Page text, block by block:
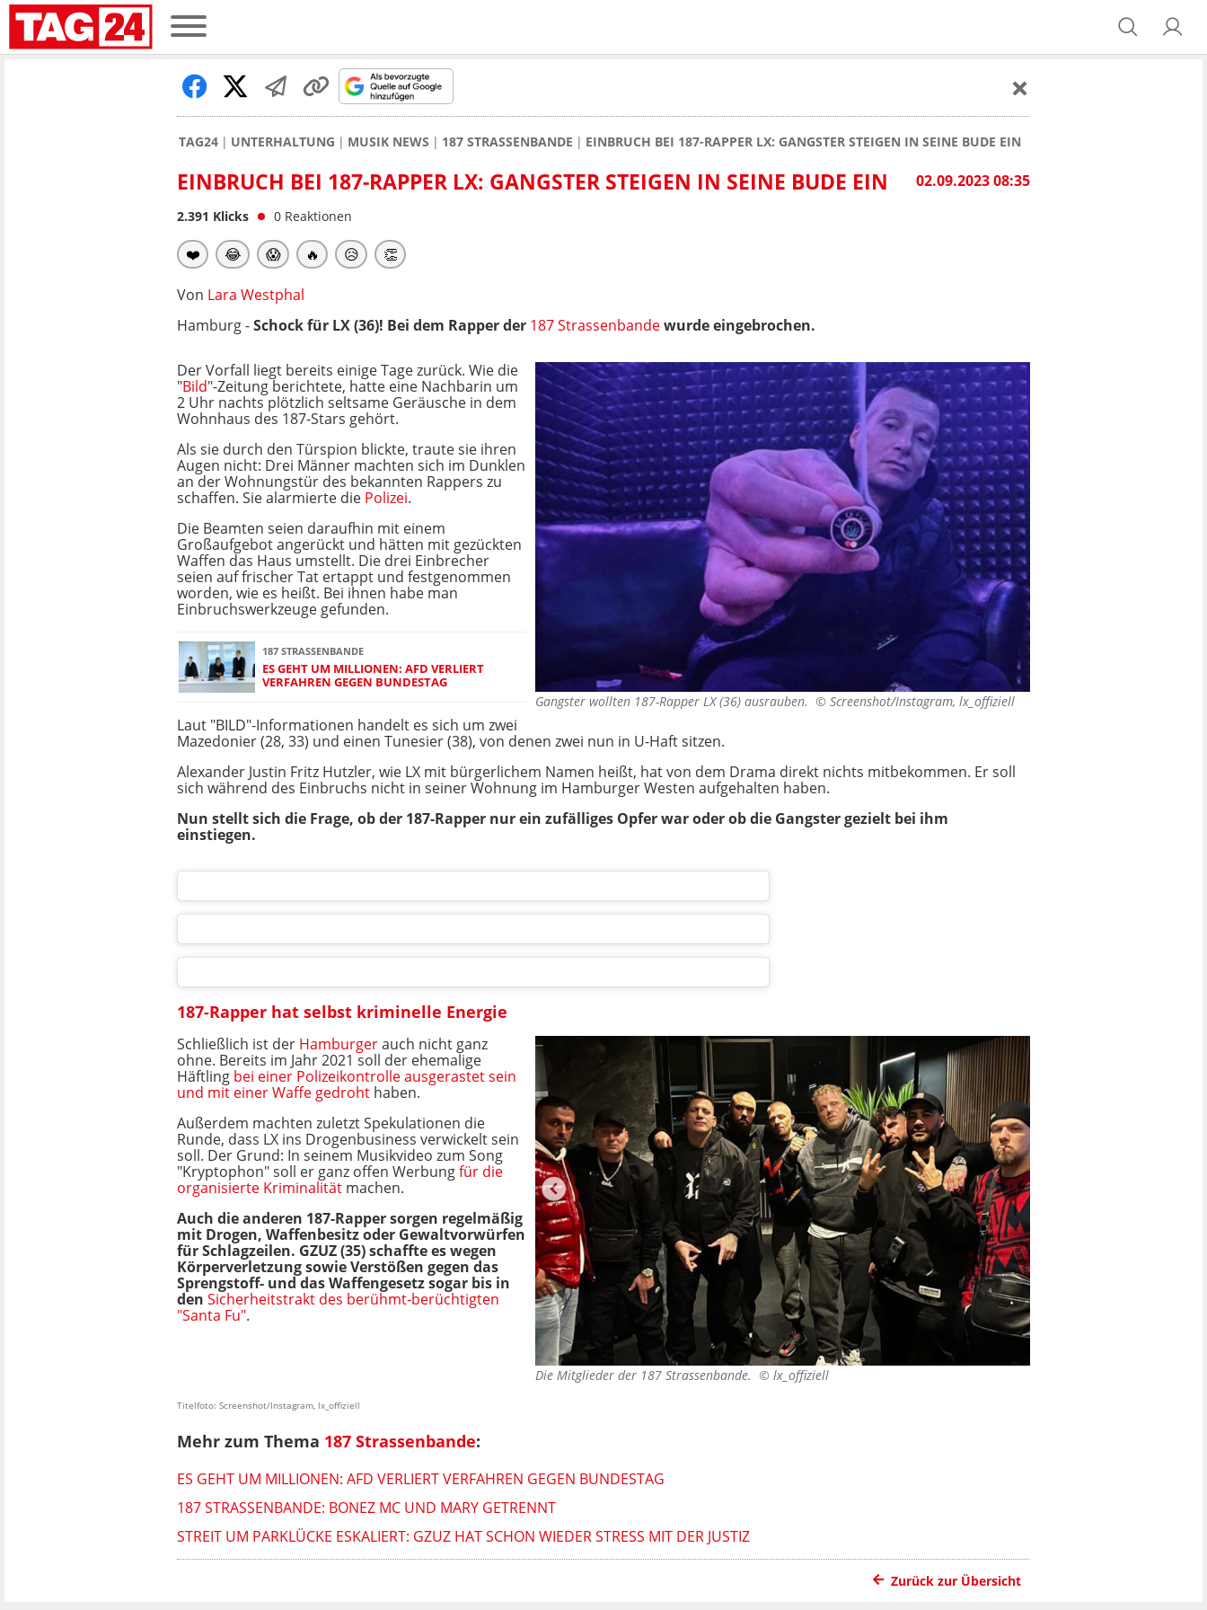
TAG24 UNTERHALTUNG MUSIK NEWS 187 STRASSENBANDE EINBRUCH BEI 187-RAPPER LX: GANGSTER STEIGEN IN SEINE BUDE EIN
02.09.2023 08:35
EINBRUCH BEI 187-RAPPER LX: GANGSTER STEIGEN IN SEINE BUDE EIN
2.391 Klicks 0 Reaktionen
❤️ 😂 😱 🔥 😥 👏
Von Lara Westphal
Hamburg -Schock für LX (36)! Bei dem Rapper der 187 Strassenbandewurde eingebrochen.
Gangster wollten 187-Rapper LX (36) ausrauben. © Screenshot/Instagram, lx_offiziell
Der Vorfall liegt bereits einige Tage zurück. Wie die
"Bild"-Zeitung berichtete, hatte eine Nachbarin um
2 Uhr nachts plötzlich seltsame Geräusche in dem
Wohnhaus des 187-Stars gehört.
Als sie durch den Türspion blickte, traute sie ihren
Augen nicht: Drei Männer machten sich im Dunklen
an der Wohnungstür des bekannten Rappers zu
schaffen. Sie alarmierte die Polizei.
Die Beamten seien daraufhin mit einem
Großaufgebot angerückt und hätten mit gezückten
Waffen das Haus umstellt. Die drei Einbrecher
seien auf frischer Tat ertappt und festgenommen
worden, wie es heißt. Bei ihnen habe man
Einbruchswerkzeuge gefunden.
187 STRASSENBANDE
ES GEHT UM MILLIONEN: AFD VERLIERT
VERFAHREN GEGEN BUNDESTAG
Laut "BILD"-Informationen handelt es sich um zwei
Mazedonier (28, 33) und einen Tunesier (38), von denen zwei nun in U-Haft sitzen.
Alexander Justin Fritz Hutzler, wie LX mit bürgerlichem Namen heißt, hat von dem Drama direkt nichts mitbekommen. Er soll
sich während des Einbruchs nicht in seiner Wohnung im Hamburger Westen aufgehalten haben.
Nun stellt sich die Frage, ob der 187-Rapper nur ein zufälliges Opfer war oder ob die Gangster gezielt bei ihm
einstiegen.
187-Rapper hat selbst kriminelle Energie
Die Mitglieder der 187 Strassenbande. © lx_offiziell
Schließlich ist der Hamburgerauch nicht ganz
ohne. Bereits im Jahr 2021 soll der ehemalige
Häftling bei einer Polizeikontrolle ausgerastet sein
und mit einer Waffe gedroht haben.
Außerdem machten zuletzt Spekulationen die
Runde, dass LX ins Drogenbusiness verwickelt sein
soll. Der Grund: In seinem Musikvideo zum Song
"Kryptophon" soll er ganz offen Werbungfür die
organisierte Kriminalität machen.
Auch die anderen 187-Rapper sorgen regelmäßig
mit Drogen, Waffenbesitz oder Gewaltvorwürfen
für Schlagzeilen. GZUZ (35) schaffte es wegen
Körperverletzung sowie Verstößen gegen das
Sprengstoff- und das Waffengesetz sogar bis in
den Sicherheitstrakt des berühmt-berüchtigten
"Santa Fu".
Titelfoto: Screenshot/Instagram, lx_offiziell
Mehr zum Thema 187 Strassenbande:
ES GEHT UM MILLIONEN: AFD VERLIERT VERFAHREN GEGEN BUNDESTAG
187 STRASSENBANDE: BONEZ MC UND MARY GETRENNT
STREIT UM PARKLÜCKE ESKALIERT: GZUZ HAT SCHON WIEDER STRESS MIT DER JUSTIZ
Zurück zur Übersicht